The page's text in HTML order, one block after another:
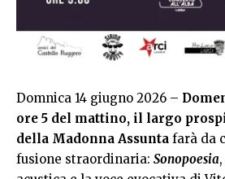
Domnica 14 giugno 2026 –
ore 5 del mattino, il largo
della Madonna Assunta farà da
fusione straordinaria: Sonopoesia